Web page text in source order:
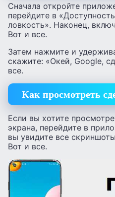
Сначала откройте
перейдите в
ловкость». Наконец,
Вот и все.
Затем нажмите и
скажите: «Окей, Google,
все.
Как просмотреть
Если вы хотите
экрана, перейдите в
вы увидите все
Вот и все.